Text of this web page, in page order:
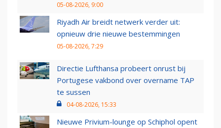
05-08-2026, 9:00
Riyadh Air breidt netwerk verder uit:
opnieuw drie nieuwe bestemmingen
05-08-2026, 7:29
Directie Lufthansa probeert onrust bij
Portugese vakbond over overname TAP
te sussen
04-08-2026, 15:33
Nieuwe Privium-lounge op Schiphol opent